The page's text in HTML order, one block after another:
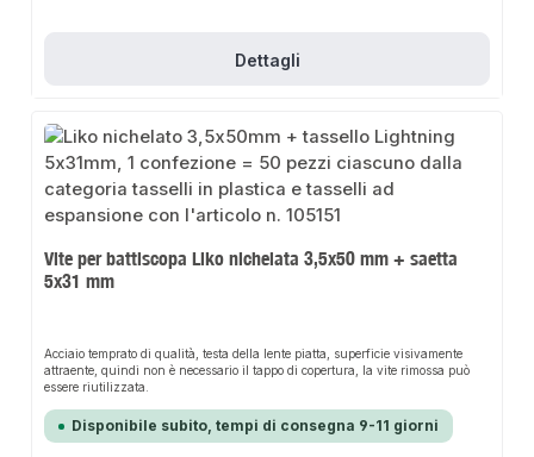
1,5 mmLarghezza della banda: 20 mmFilettatura: M8 e M10Nella nostra
gamma troverete anche accessori e altri prodotti per il collegamento.
Dettagli
Vite per battiscopa Liko nichelata 3,5x50 mm + saetta
5x31 mm
Acciaio temprato di qualità, testa della lente piatta, superficie visivamente
attraente, quindi non è necessario il tappo di copertura, la vite rimossa può
essere riutilizzata.
Disponibile subito, tempi di consegna 9-11 giorni